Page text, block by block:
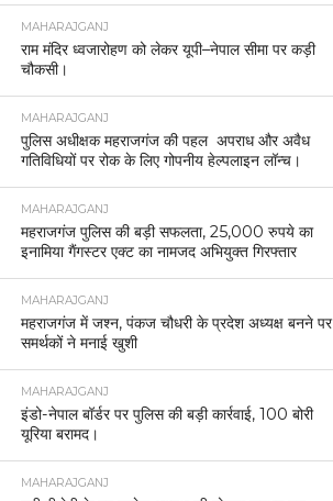
MAHARAJGANJ
राम मंदिर ध्वजारोहण को लेकर यूपी–नेपाल सीमा पर कड़ी
चौकसी।
MAHARAJGANJ
पुलिस अधीक्षक महराजगंज की पहल अपराध और अवैध
गतिविधियों पर रोक के लिए गोपनीय हेल्पलाइन लॉन्च।
MAHARAJGANJ
महराजगंज पुलिस की बड़ी सफलता, 25,000 रुपये का
इनामिया गैंगस्टर एक्ट का नामजद अभियुक्त गिरफ्तार
MAHARAJGANJ
महराजगंज में जश्न, पंकज चौधरी के प्रदेश अध्यक्ष बनने पर
समर्थकों ने मनाई खुशी
MAHARAJGANJ
इंडो-नेपाल बॉर्डर पर पुलिस की बड़ी कार्रवाई, 100 बोरी
यूरिया बरामद।
MAHARAJGANJ